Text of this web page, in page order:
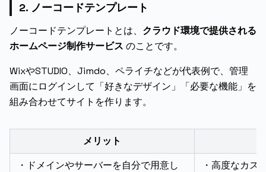
2. ノーコードテンプレート
ノーコードテンプレートとは、 クラウド環境で提供される
ホームページ制作サービス のことです。
WixやSTUDIO、Jimdo、ペライチなどが代表例で、管理
画面にログインして「好きなデザイン」「必要な機能」を
組み合わせてサイトを作ります。
メリット
・ドメインやサーバーを自分で用意し
・高度なカス